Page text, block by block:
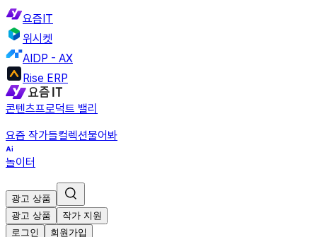
요즘IT
위시켓
AIDP - AX
Rise ERP
콘텐츠프로덕트 밸리
요즘 작가들컬렉션물어봐
놀이터
광고 상품
광고 상품
작가 지원
로그인
회원가입